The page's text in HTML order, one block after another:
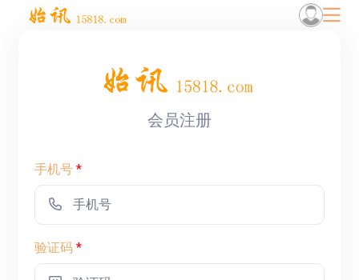
会员注册
手机号*
验证码*